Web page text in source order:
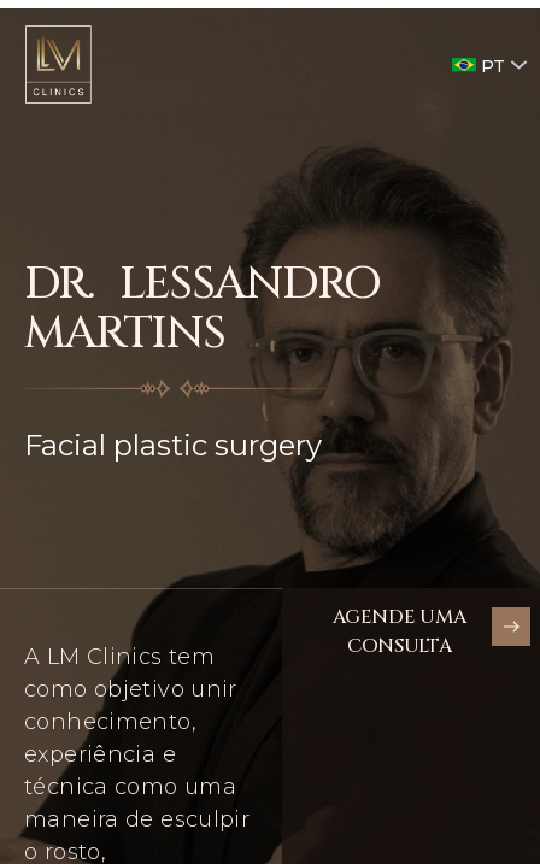
PT
DR. LESSANDRO
MARTINS
Facial plastic surgery
A LM Clinics tem
como objetivo unir
conhecimento,
experiência e
técnica como uma
maneira de esculpir
o rosto,
AGENDE UMA
CONSULTA